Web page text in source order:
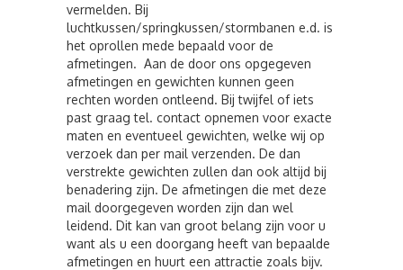
vermelden. Bij
luchtkussen/springkussen/stormbanen e.d. is
het oprollen mede bepaald voor de
afmetingen. Aan de door ons opgegeven
afmetingen en gewichten kunnen geen
rechten worden ontleend. Bij twijfel of iets
past graag tel. contact opnemen voor exacte
maten en eventueel gewichten, welke wij op
verzoek dan per mail verzenden. De dan
verstrekte gewichten zullen dan ook altijd bij
benadering zijn. De afmetingen die met deze
mail doorgegeven worden zijn dan wel
leidend. Dit kan van groot belang zijn voor u
want als u een doorgang heeft van bepaalde
afmetingen en huurt een attractie zoals bijv.